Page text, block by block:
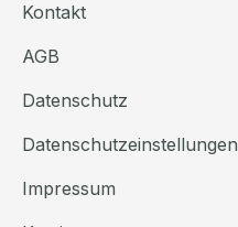
Kontakt
AGB
Datenschutz
Datenschutzeinstellungen
Impressum